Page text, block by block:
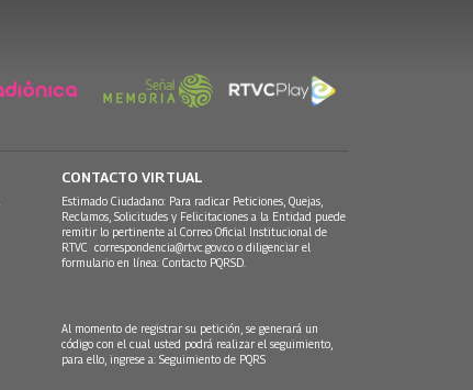
CONTACTO VIRTUAL
Estimado Ciudadano: Para radicar Peticiones, Quejas,
Reclamos, Solicitudes y Felicitaciones a la Entidad puede
remitir lo pertinente al Correo Oficial Institucional de
RTVC correspondencia@rtvc.gov.co o diligenciar el
formulario en línea: Contacto PQRSD.
Al momento de registrar su petición, se generará un
código con el cual usted podrá realizar el seguimiento,
para ello, ingrese a: Seguimiento de PQRS